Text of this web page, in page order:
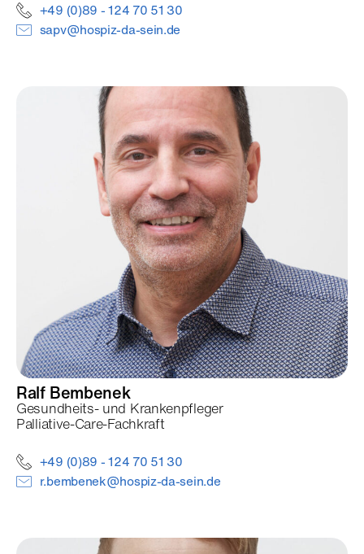
+49 (0)89 - 124 70 51 30
sapv@hospiz-da-sein.de
Ralf Bembenek
Gesundheits- und Krankenpfleger
Palliative-Care-Fachkraft
+49 (0)89 - 124 70 51 30
r.bembenek@hospiz-da-sein.de